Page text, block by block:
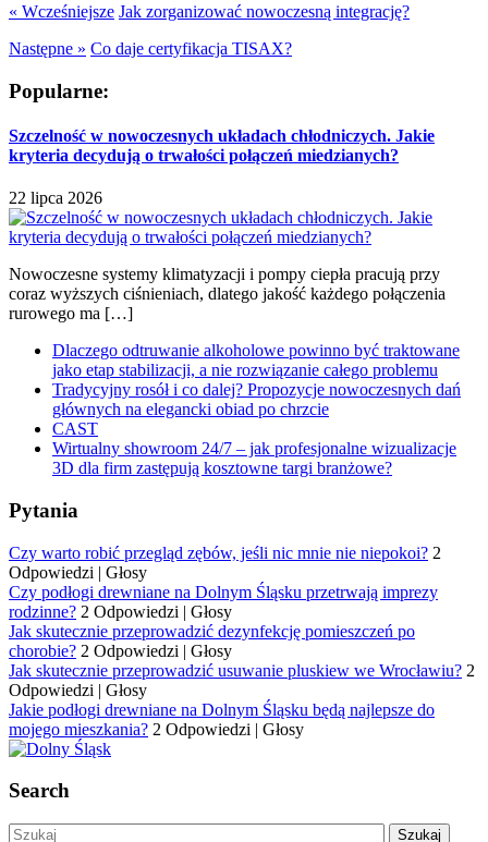
« Wcześniejsze Jak zorganizować nowoczesną integrację?
Następne » Co daje certyfikacja TISAX?
Popularne:
Szczelność w nowoczesnych układach chłodniczych. Jakie
kryteria decydują o trwałości połączeń miedzianych?
22 lipca 2026
Nowoczesne systemy klimatyzacji i pompy ciepła pracują przy
coraz wyższych ciśnieniach, dlatego jakość każdego połączenia
rurowego ma […]
Dlaczego odtruwanie alkoholowe powinno być traktowane
jako etap stabilizacji, a nie rozwiązanie całego problemu
Tradycyjny rosół i co dalej? Propozycje nowoczesnych dań
głównych na elegancki obiad po chrzcie
CAST
Wirtualny showroom 24/7 – jak profesjonalne wizualizacje
3D dla firm zastępują kosztowne targi branżowe?
Pytania
Czy warto robić przegląd zębów, jeśli nic mnie nie niepokoi? 2
Odpowiedzi | Głosy
Czy podłogi drewniane na Dolnym Śląsku przetrwają imprezy
rodzinne? 2 Odpowiedzi | Głosy
Jak skutecznie przeprowadzić dezynfekcję pomieszczeń po
chorobie? 2 Odpowiedzi | Głosy
Jak skutecznie przeprowadzić usuwanie pluskiew we Wrocławiu? 2
Odpowiedzi | Głosy
Jakie podłogi drewniane na Dolnym Śląsku będą najlepsze do
mojego mieszkania? 2 Odpowiedzi | Głosy
Search